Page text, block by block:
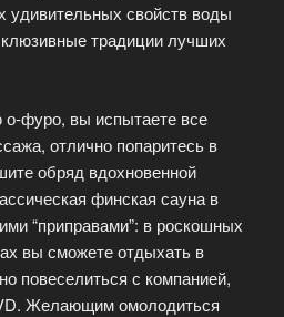
удивительных свойств воды
традиции лучших
фуро, вы испытаете все
отлично попаритесь в
обряд вдохновенной
финская сауна в
“приправами”: в роскошных
вы сможете отдыхать в
повеселиться с компанией,
Желающим омолодиться